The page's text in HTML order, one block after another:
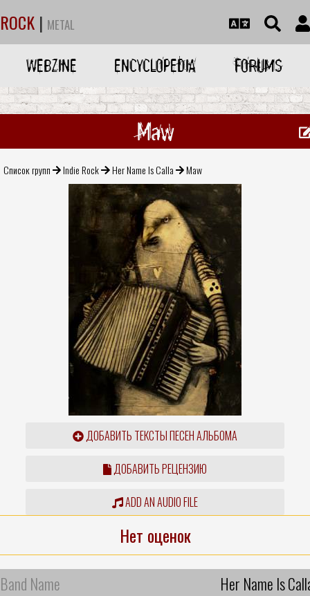
ROCK | METAL
WEBZINE ENCYCLOPEDIA FORUMS
Maw
Список групп Indie Rock Her Name Is Calla Maw
ДОБАВИТЬ ТЕКСТЫ ПЕСЕН АЛЬБОМА
ДОБАВИТЬ РЕЦЕНЗИЮ
ADD AN AUDIO FILE
Нет оценок
Band Name
Her Name Is